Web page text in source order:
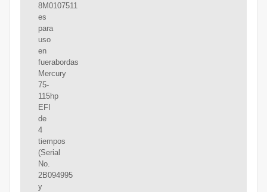
8M0107511
es
para
uso
en
fuerabordas
Mercury
75-
115hp
EFI
de
4
tiempos
(Serial
No.
2B094995
y